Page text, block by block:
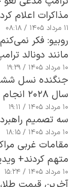
مذاکرات اعلام کرد
۱۱ مرداد ۱۴۰۵ / ۰۸:۱۸
روبیو: فکر
مانند دونالد
اقدام می‌زند
۱۰ مرداد ۱۴۰۵ / ۱۹:۲۹
سال ۲۰۲۸ انجام می‌شود
۱۰ مرداد ۱۴۰۵ / ۱۹:۱۱
سه تصمیم
۱۰ مرداد ۱۴۰۵ / ۱۸:۱۵
مقامات غربی
متهم کردند+
۱۰ مرداد ۱۴۰۵ / ۱۵:۲۴